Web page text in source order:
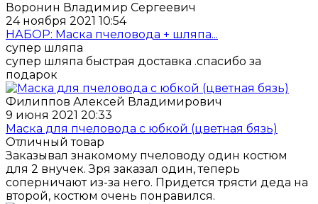
Воронин Владимир Сергеевич
24 ноября 2021 10:54
НАБОР: Маска пчеловода + шляпа...
супер шляпа
супер шляпа быстрая доставка .спасибо за
подарок
Филиппов Алексей Владимирович
9 июня 2021 20:33
Маска для пчеловода с юбкой (цветная бязь)
Отличный товар
Заказывал знакомому пчеловоду один костюм
для 2 внучек. Зря заказал один, теперь
соперничают из-за него. Придется трясти деда на
второй, костюм очень понравился.